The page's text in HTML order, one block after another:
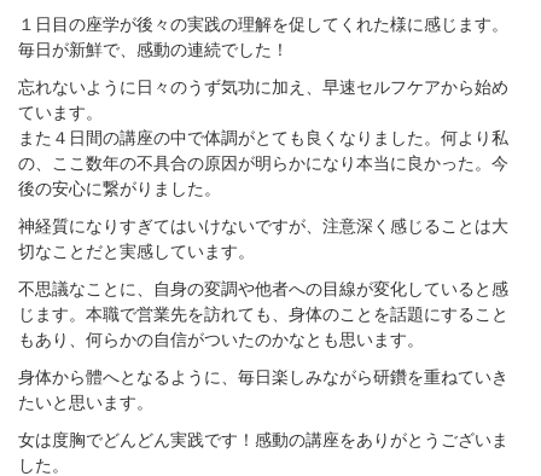
１日目の座学が後々の実践の理解を促してくれた様に感じます。
毎日が新鮮で、感動の連続でした！
忘れないように日々のうず気功に加え、早速セルフケアから始め
ています。
また４日間の講座の中で体調がとても良くなりました。何より私
の、ここ数年の不具合の原因が明らかになり本当に良かった。今
後の安心に繋がりました。
神経質になりすぎてはいけないですが、注意深く感じることは大
切なことだと実感しています。
不思議なことに、自身の変調や他者への目線が変化していると感
じます。本職で営業先を訪れても、身体のことを話題にすること
もあり、何らかの自信がついたのかなとも思います。
身体から體へとなるように、毎日楽しみながら研鑽を重ねていき
たいと思います。
女は度胸でどんどん実践です！感動の講座をありがとうございま
した。